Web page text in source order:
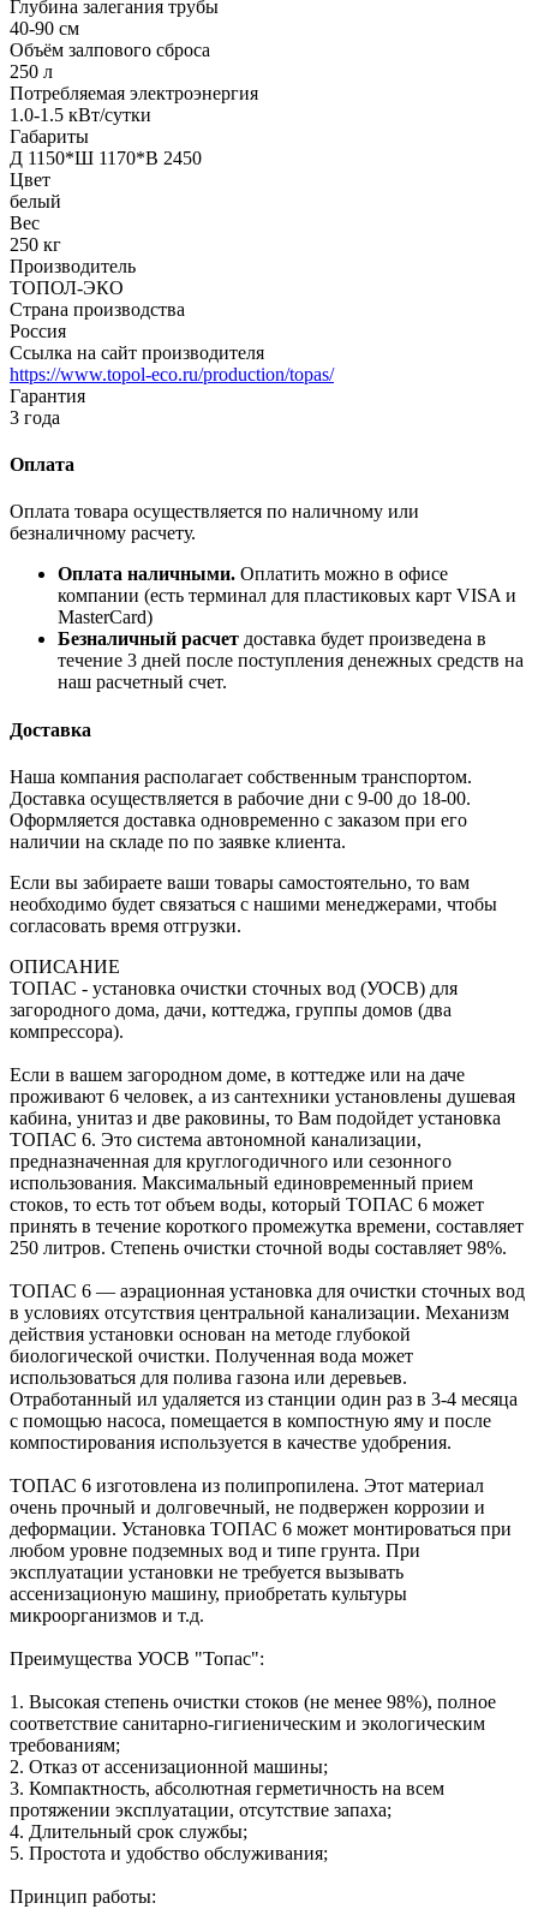
Глубина залегания трубы
40-90 см
Объём залпового сброса
250 л
Потребляемая электроэнергия
1.0-1.5 кВт/сутки
Габариты
Д 1150*Ш 1170*В 2450
Цвет
белый
Вес
250 кг
Производитель
ТОПОЛ-ЭКО
Страна производства
Россия
Ссылка на сайт производителя
https://www.topol-eco.ru/production/topas/
Гарантия
3 года
Оплата
Оплата товара осуществляется по наличному или
безналичному расчету.
Оплата наличными. Оплатить можно в офисе
компании (есть терминал для пластиковых карт VISA и
MasterCard)
Безналичный расчет доставка будет произведена в
течение 3 дней после поступления денежных средств на
наш расчетный счет.
Доставка
Наша компания располагает собственным транспортом.
Доставка осуществляется в рабочие дни с 9-00 до 18-00.
Оформляется доставка одновременно с заказом при его
наличии на складе по по заявке клиента.
Если вы забираете ваши товары самостоятельно, то вам
необходимо будет связаться с нашими менеджерами, чтобы
согласовать время отгрузки.
ОПИСАНИЕ
ТОПАС - установка очистки сточных вод (УОСВ) для
загородного дома, дачи, коттеджа, группы домов (два
компрессора).
Если в вашем загородном доме, в коттедже или на даче
проживают 6 человек, а из сантехники установлены душевая
кабина, унитаз и две раковины, то Вам подойдет установка
ТОПАС 6. Это система автономной канализации,
предназначенная для круглогодичного или сезонного
использования. Максимальный единовременный прием
стоков, то есть тот объем воды, который ТОПАС 6 может
принять в течение короткого промежутка времени, составляет
250 литров. Степень очистки сточной воды составляет 98%.
ТОПАС 6 — аэрационная установка для очистки сточных вод
в условиях отсутствия центральной канализации. Механизм
действия установки основан на методе глубокой
биологической очистки. Полученная вода может
использоваться для полива газона или деревьев.
Отработанный ил удаляется из станции один раз в 3-4 месяца
с помощью насоса, помещается в компостную яму и после
компостирования используется в качестве удобрения.
ТОПАС 6 изготовлена из полипропилена. Этот материал
очень прочный и долговечный, не подвержен коррозии и
деформации. Установка ТОПАС 6 может монтироваться при
любом уровне подземных вод и типе грунта. При
эксплуатации установки не требуется вызывать
ассенизационую машину, приобретать культуры
микроорганизмов и т.д.
Преимущества УОСВ "Топас":
1. Высокая степень очистки стоков (не менее 98%), полное
соответствие санитарно-гигиеническим и экологическим
требованиям;
2. Отказ от ассенизационной машины;
3. Компактность, абсолютная герметичность на всем
протяжении эксплуатации, отсутствие запаха;
4. Длительный срок службы;
5. Простота и удобство обслуживания;
Принцип работы: